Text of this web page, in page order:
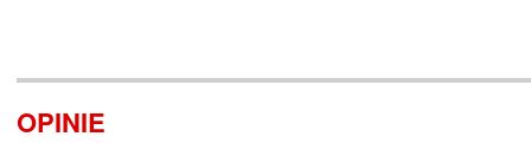
OPINIE